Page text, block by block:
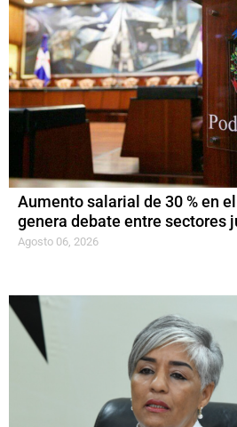
Aumento salarial de 30 % en
genera debate entre sectores
Agosto 06, 2026